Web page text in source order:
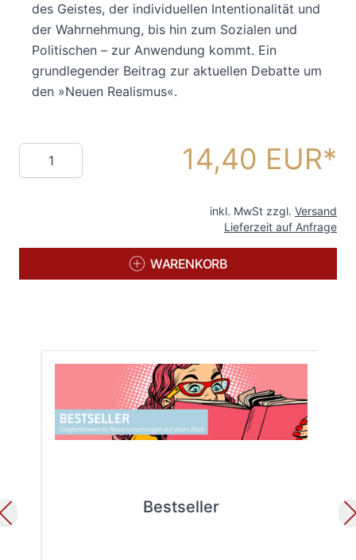
des Geistes, der individuellen Intentionalität und
der Wahrnehmung, bis hin zum Sozialen und
Politischen – zur Anwendung kommt. Ein
grundlegender Beitrag zur aktuellen Debatte um
den »Neuen Realismus«.
Menge 14,40 EUR
inkl. MwSt zzgl. Versand
Lieferzeit auf Anfrage
WARENKORB
Bestseller